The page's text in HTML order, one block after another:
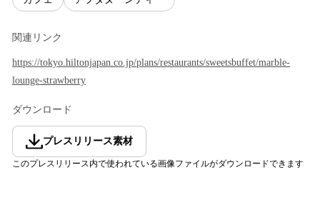
関連リンク
https://tokyo.hiltonjapan.co.jp/plans/restaurants/sweetsbuffet/marble-
lounge-strawberry
ダウンロード
プレスリリース素材
このプレスリリース内で使われている画像ファイルがダウンロードできます